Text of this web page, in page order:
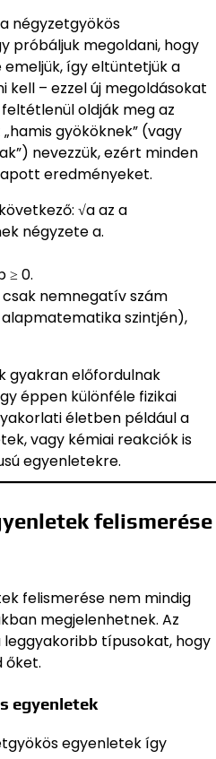
négyzetgyökös
próbáljuk megoldani, hogy
így eltüntetjük a
kell – ezzel új megoldásokat
oldják meg az
gyököknek” (vagy
nevezzük, ezért minden
eredményeket.
√a az a
négyzete a.
≥ 0.
nemnegatív szám
szintjén),
gyakran előfordulnak
éppen különféle fizikai
életben például a
vagy kémiai reakciók is
egyenletekre.
felismerése
felismerése nem mindig
megjelenhetnek. Az
típusokat, hogy
őket.
egyenletek
egyenletek így